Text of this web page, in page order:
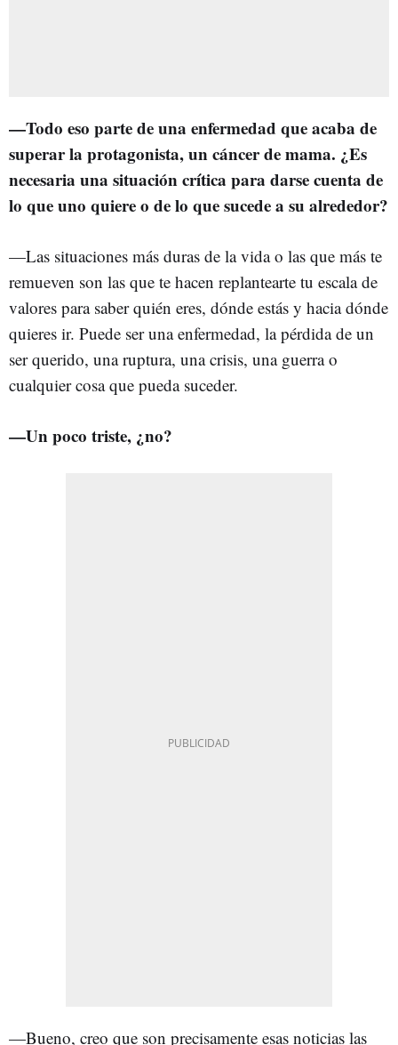
—Todo eso parte de una enfermedad que acaba de
superar la protagonista, un cáncer de mama. ¿Es
necesaria una situación crítica para darse cuenta de
lo que uno quiere o de lo que sucede a su alrededor?
—Las situaciones más duras de la vida o las que más te
remueven son las que te hacen replantearte tu escala de
valores para saber quién eres, dónde estás y hacia dónde
quieres ir. Puede ser una enfermedad, la pérdida de un
ser querido, una ruptura, una crisis, una guerra o
cualquier cosa que pueda suceder.
—Un poco triste, ¿no?
—Bueno, creo que son precisamente esas noticias las